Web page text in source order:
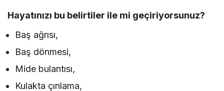
Hayatınızı bu belirtiler ile mi geçiriyorsunuz?
Baş ağrısı,
Baş dönmesi,
Mide bulantısı,
Kulakta çınlama,